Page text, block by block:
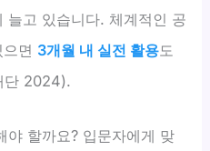
늘고 있습니다. 체계적인 공
면 3개월 내 실전 활용도
단 2024).
야 할까요? 입문자에게 맞